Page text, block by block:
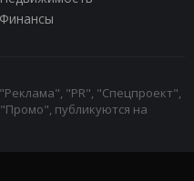
Финансы
"PR", "Спецпроект",
публикуются на